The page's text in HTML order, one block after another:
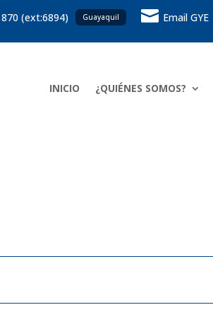
(ext:6894) Guayaquil  Email GYE
INICIO ¿QUIÉNES SOMOS?